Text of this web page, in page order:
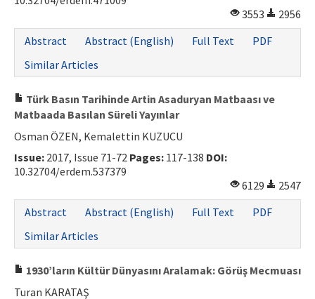
3553
2956
Abstract
Abstract (English) Full Text
PDF
Similar Articles
Türk Basın Tarihinde Artin Asaduryan Matbaası ve
Matbaada Basılan Süreli Yayınlar
Osman ÖZEN, Kemalettin KUZUCU
Issue: 2017, Issue 71-72 Pages: 117-138 DOI:
10.32704/erdem.537379
6129
2547
Abstract
Abstract (English) Full Text
PDF
Similar Articles
1930’ların Kültür Dünyasını Aralamak: Görüş Mecmuası
Turan KARATAŞ